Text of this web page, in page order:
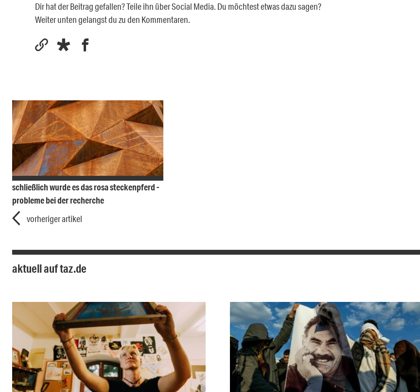
Dir hat der Beitrag gefallen? Teile ihn über Social Media. Du möchtest etwas dazu sagen?
Weiter unten gelangst du zu den Kommentaren.
schließlich wurde es das rosa steckenpferd -
probleme bei der recherche
vorheriger artikel
aktuell auf taz.de